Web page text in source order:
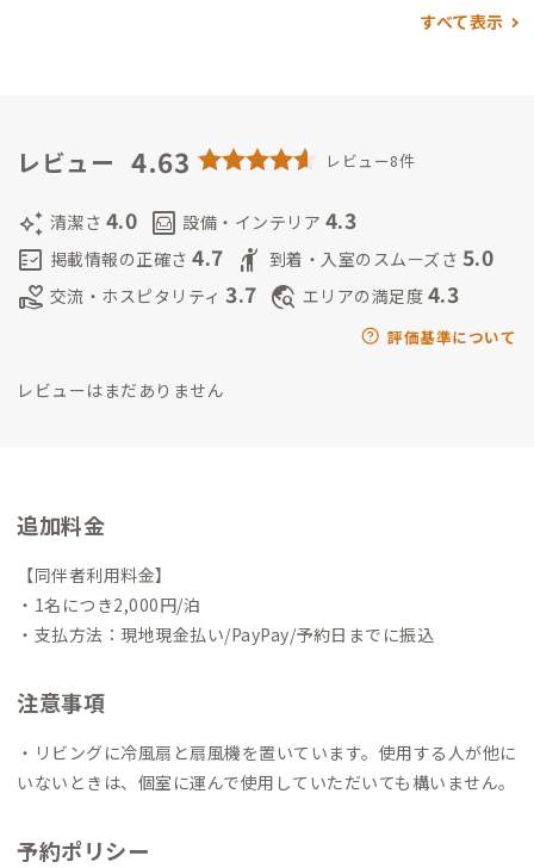
デイなど大型商業施設あり） ・九州大学伊都キャンパス：徒歩2
歩1分 ・家のある糸島半島はおしゃれなカフェ、牡蠣小屋（10
著書『わたし、恋人が2人
リティフレンドリーな居場所を作りたい。◎ひでき
学、雲南大学人文学院に中国政府奨学金普通進修生1年間留学。
九州大学21世紀プログラム卒業学士（学術）、九州大学大学院
地球社会統合科学府修士（学術）・今やっていること仕事：
地方公務員（この運営について地域おこしとして許可済）、糸
活動：近畿大学通信教育部法学部正科生、日本
崎路上観察学会アルキメデス会員
界の人との遭遇。
て使えることを、実践して広げたい。
んでいます。雑談お茶お誘い大歓迎です。
すべて表示
レビュー 4.63 レビュー8件
auto_awesome 清潔さ 4.0 living 設備・インテリア 4.3
fact_check 掲載情報の正確さ 4.7 hail 到着・入室のスムーズさ 5.0
volunteer_activism 交流・ホスピタリティ 3.7 travel_explore エリアの満足度 4.3
評価基準について
レビューはまだありません
追加料金
【同伴者利用料金】
・1名につき2,000円/泊
・支払方法：現地現金払い/PayPay/予約日までに振込
注意事項
・リビングに冷風扇と扇風機を置いています。使用する人が他に
いないときは、個室に運んで使用していただいても構いません。
予約ポリシー